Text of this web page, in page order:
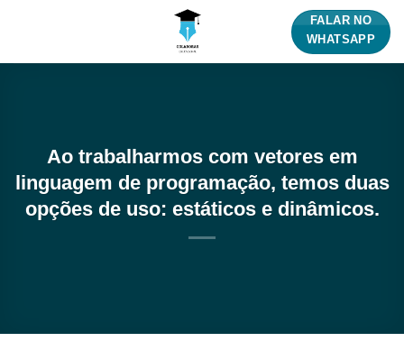
FALAR NO
WHATSAPP
Ao trabalharmos com vetores em
linguagem de programação, temos duas
opções de uso: estáticos e dinâmicos.